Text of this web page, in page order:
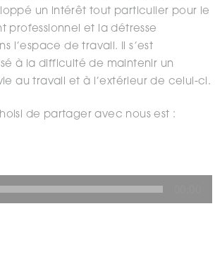
un intérêt tout particulier pour le
professionnel et la détresse
l’espace de travail. Il s’est
à la difficulté de maintenir un
au travail et à l’extérieur de celui-ci.
de partager avec nous est :